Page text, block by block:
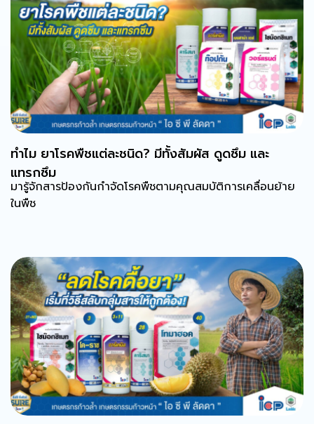
ทำไม ยาโรคพืชแต่ละชนิด? มีทั้งสัมผัส ดูดซึม และ
แทรกซึม
มารู้จักสารป้องกันกำจัดโรคพืชตามคุณสมบัติการเคลื่อนย้าย
ในพืช